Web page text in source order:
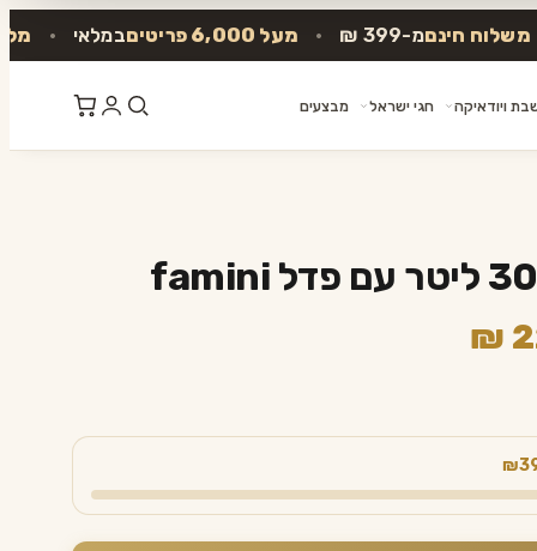
חינם מ-399 ₪ • מעל 6,000 פריטים במלאי • מלאי
ויודאיקה חגי ישראל מבצעים
₪